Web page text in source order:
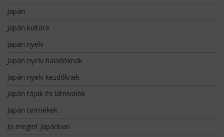
Japán
Japán kultúra
Japán nyelv
Japán nyelv haladóknak
Japán nyelv kezdőknek
Japán tájak és látnivalók
Japán termékek
Jo megint Japánban